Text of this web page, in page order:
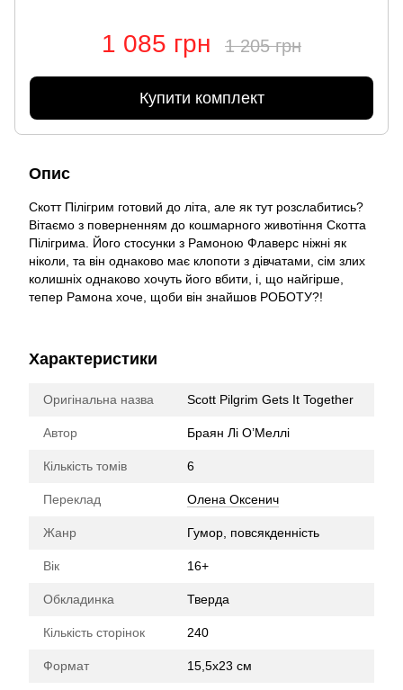
1 085 грн 1 205 грн
Купити комплект
Опис
Скотт Пілігрим готовий до літа, але як тут розслабитись?
Вітаємо з поверненням до кошмарного животіння Скотта
Пілігрима. Його стосунки з Рамоною Флаверс ніжні як
ніколи, та він однаково має клопоти з дівчатами, сім злих
колишніх однаково хочуть його вбити, і, що найгірше,
тепер Рамона хоче, щоби він знайшов РОБОТУ?!
Характеристики
Оригінальна назва Scott Pilgrim Gets It Together
Автор Браян Лі О’Меллі
Кількість томів 6
Переклад Олена Оксенич
Жанр Гумор, повсякденність
Вік 16+
Обкладинка Тверда
Кількість сторінок 240
Формат 15,5х23 см